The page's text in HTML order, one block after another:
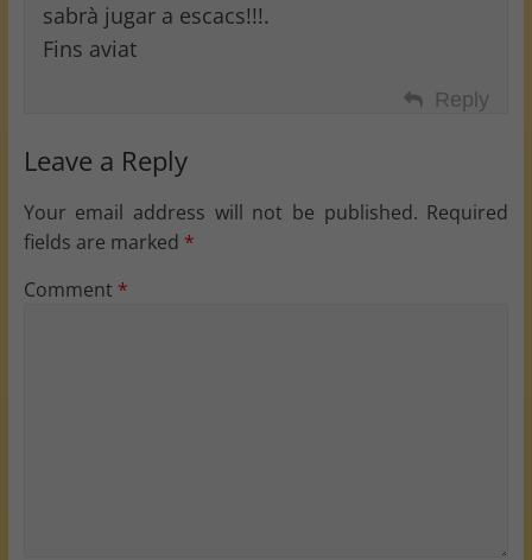
sabrà jugar a escacs!!!.
Fins aviat
Reply
Leave a Reply
Your email address will not be published. Required
fields are marked *
Comment *